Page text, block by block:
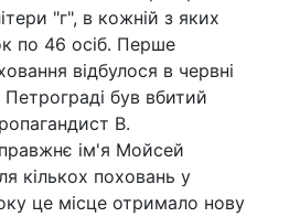
"г", в кожній з яких
по 46 осіб. Перше
відбулося в червні
був вбитий
В.
ім'я Мойсей
кількох поховань у
це місце отримало нову